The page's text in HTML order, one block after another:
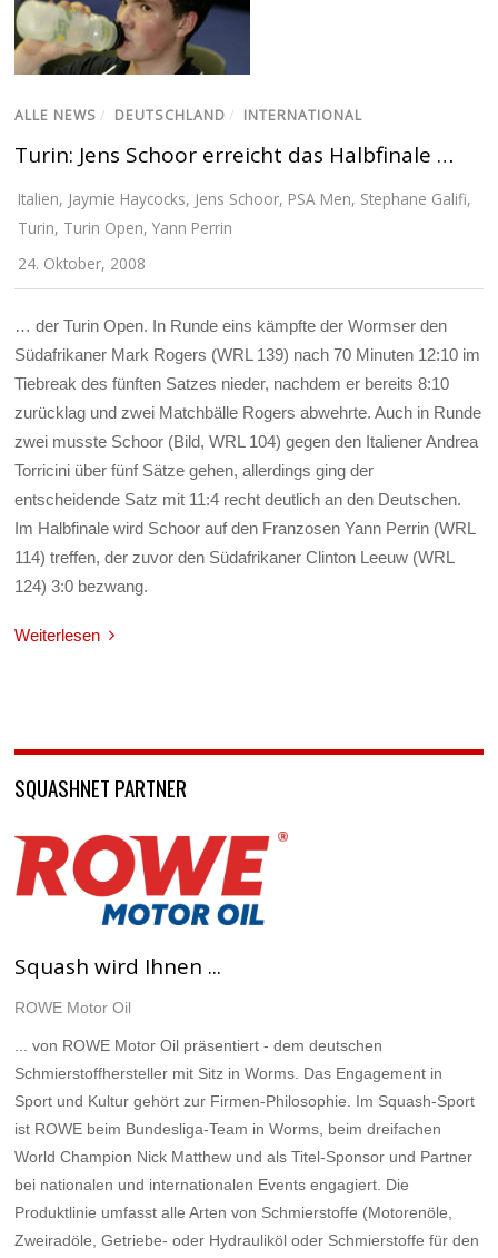
ALLE NEWS / DEUTSCHLAND / INTERNATIONAL
Turin: Jens Schoor erreicht das Halbfinale …
Italien, Jaymie Haycocks, Jens Schoor, PSA Men, Stephane Galifi,
Turin, Turin Open,Yann Perrin
24. Oktober, 2008
… der Turin Open. In Runde eins kämpfte der Wormser den
Südafrikaner Mark Rogers (WRL 139) nach 70 Minuten 12:10 im
Tiebreak des fünften Satzes nieder, nachdem er bereits 8:10
zurücklag und zwei Matchbälle Rogers abwehrte. Auch in Runde
zwei musste Schoor (Bild, WRL 104) gegen den Italiener Andrea
Torricini über fünf Sätze gehen, allerdings ging der
entscheidende Satz mit 11:4 recht deutlich an den Deutschen.
Im Halbfinale wird Schoor auf den Franzosen Yann Perrin (WRL
114) treffen, der zuvor den Südafrikaner Clinton Leeuw (WRL
124) 3:0 bezwang.
Weiterlesen
SQUASHNET PARTNER
Squash wird Ihnen ...
ROWE Motor Oil
... von ROWE Motor Oil präsentiert - dem deutschen
Schmierstoffhersteller mit Sitz in Worms. Das Engagement in
Sport und Kultur gehört zur Firmen-Philosophie. Im Squash-Sport
ist ROWE beim Bundesliga-Team in Worms, beim dreifachen
World Champion Nick Matthew und als Titel-Sponsor und Partner
bei nationalen und internationalen Events engagiert. Die
Produktlinie umfasst alle Arten von Schmierstoffe (Motorenöle,
Zweiradöle, Getriebe- oder Hydrauliköl oder Schmierstoffe für den